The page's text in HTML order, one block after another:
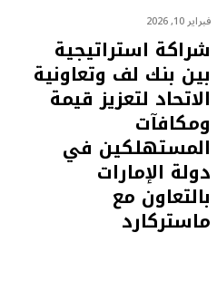
فبراير 10, 2026
شراكة استراتيجية
بين بنك لف وتعاونية
الاتحاد لتعزيز قيمة
ومكافآت
المستهلكين في
دولة الإمارات
بالتعاون مع
ماستركارد